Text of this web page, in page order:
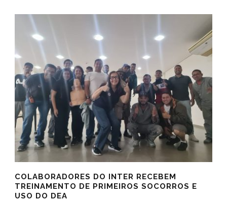
COLABORADORES DO INTER RECEBEM
TREINAMENTO DE PRIMEIROS SOCORROS E
USO DO DEA